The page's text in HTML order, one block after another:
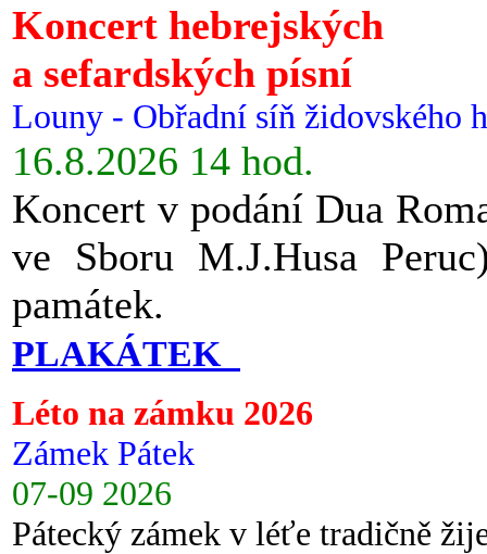
Koncert hebrejských
a sefardských písní
Louny - Obřadní síň židovského
16.8.2026 14 hod.
Koncert v podání Dua
ve Sboru M.J.Husa
památek.
PLAKÁTEK
Léto na zámku 2026
Zámek Pátek
07-09 2026
Pátecký zámek v léťe tradičně